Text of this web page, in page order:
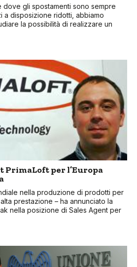
dove gli spostamenti sono sempre
a disposizione ridotti, abbiamo
la possibilità di realizzare un
PrimaLoft per l’Europa
nella produzione di prodotti per
prestazione – ha annunciato la
nella posizione di Sales Agent per